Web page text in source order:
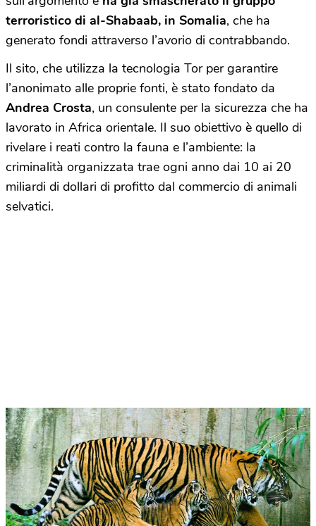
terroristico di al-Shabaab, in Somalia, che ha
generato fondi attraverso l’avorio di contrabbando.
Il sito, che utilizza la tecnologia Tor per garantire
l’anonimato alle proprie fonti, è stato fondato da
Andrea Crosta, un consulente per la sicurezza che ha
lavorato in Africa orientale. Il suo obiettivo è quello di
rivelare i reati contro la fauna e l’ambiente: la
criminalità organizzata trae ogni anno dai 10 ai 20
miliardi di dollari di profitto dal commercio di animali
selvatici.